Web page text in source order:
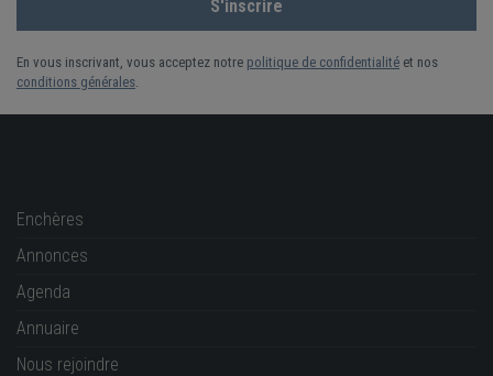
En vous inscrivant, vous acceptez notre politique de confidentialité et nos
conditions générales
Enchères
Annonces
Agenda
Annuaire
Nous rejoindre